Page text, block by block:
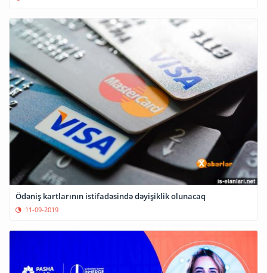
Ödəniş kartlarının istifadəsində dəyişiklik olunacaq
11-09-2019